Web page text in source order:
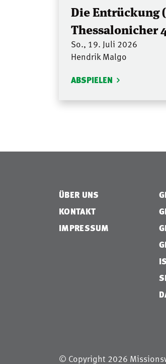
Die Entrückung
Thessalonicher
So., 19. Juli 2026
Hendrik Malgo
ABSPIELEN
ÜBER UNS
KONTAKT
IMPRESSUM
© Copyright 2026